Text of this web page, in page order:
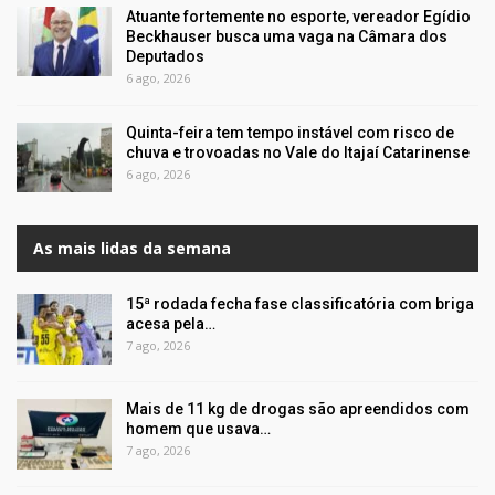
Atuante fortemente no esporte, vereador Egídio
Beckhauser busca uma vaga na Câmara dos
Deputados
6 ago, 2026
Quinta-feira tem tempo instável com risco de
chuva e trovoadas no Vale do Itajaí Catarinense
6 ago, 2026
As mais lidas da semana
15ª rodada fecha fase classificatória com briga
acesa pela…
7 ago, 2026
Mais de 11 kg de drogas são apreendidos com
homem que usava…
7 ago, 2026